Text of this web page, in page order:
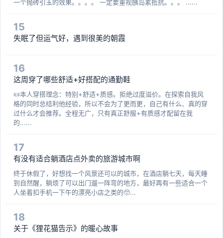
一个抛砖引玉的效果。。。。 一定要重视胰岛素抵抗。。。 ......
15
失眠了但运气好，遇到很美的朝霞
16
这周穿了哪些舒适+好搭配的通勤鞋
📜本人穿搭理念：特别+舒适+质感。拒绝过度溢价。在探索自我风
格的同时总结利他经验，所以不会为了更而更，自己有什么、真的穿
过什么才会推荐。全程无广，只有真正舒服+有质感才配留在我
的......
17
有没有适合躺酒店点外卖的旅游城市啊
终于休假了，好想找一个风景还可以的城市，在酒店躺七天，每天睡
到自然醒，躺烦了可以出门遛一阵弯的地方，最好再有一些适合一个
人坐着扣手机一下午的漂亮小店之类的🥺...
18
关于《狸花猫告示》的暖心故事